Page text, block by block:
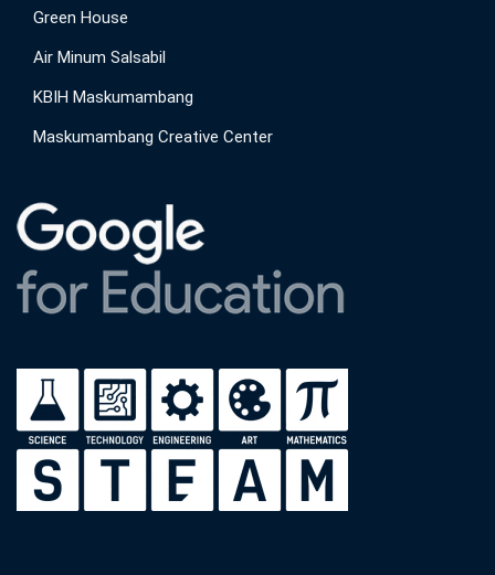
Green House
Air Minum Salsabil
KBIH Maskumambang
Maskumambang Creative Center